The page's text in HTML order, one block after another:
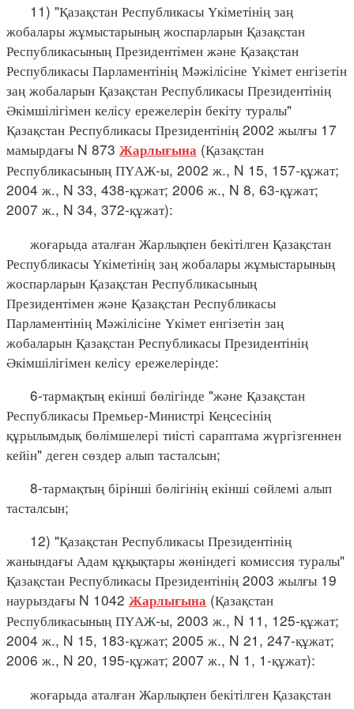
11) "Қазақстан Республикасы Үкіметінің заң
жобалары жұмыстарының жоспарларын Қазақстан
Республикасының Президентімен және Қазақстан
Республикасы Парламентінің Мәжілісіне Үкімет енгізетін
заң жобаларын Қазақстан Республикасы Президентінің
Әкімшілігімен келісу ережелерін бекіту туралы"
Қазақстан Республикасы Президентінің 2002 жылғы 17
мамырдағы N 873 Жарлығына (Қазақстан
Республикасының ПҮАЖ-ы, 2002 ж., N 15, 157-құжат;
2004 ж., N 33, 438-құжат; 2006 ж., N 8, 63-құжат;
2007 ж., N 34, 372-құжат):
жоғарыда аталған Жарлықпен бекітілген Қазақстан
Республикасы Үкіметінің заң жобалары жұмыстарының
жоспарларын Қазақстан Республикасының
Президентімен және Қазақстан Республикасы
Парламентінің Мәжілісіне Үкімет енгізетін заң
жобаларын Қазақстан Республикасы Президентінің
Әкімшілігімен келісу ережелерінде:
6-тармақтың екінші бөлігінде "және Қазақстан
Республикасы Премьер-Министрі Кеңсесінің
құрылымдық бөлімшелері тиісті сараптама жүргізгеннен
кейін" деген сөздер алып тасталсын;
8-тармақтың бірінші бөлігінің екінші сөйлемі алып
тасталсын;
12) "Қазақстан Республикасы Президентінің
жанындағы Адам құқықтары жөніндегі комиссия туралы"
Қазақстан Республикасы Президентінің 2003 жылғы 19
наурыздағы N 1042 Жарлығына (Қазақстан
Республикасының ПҮАЖ-ы, 2003 ж., N 11, 125-құжат;
2004 ж., N 15, 183-құжат; 2005 ж., N 21, 247-құжат;
2006 ж., N 20, 195-құжат; 2007 ж., N 1, 1-құжат):
жоғарыда аталған Жарлықпен бекітілген Қазақстан